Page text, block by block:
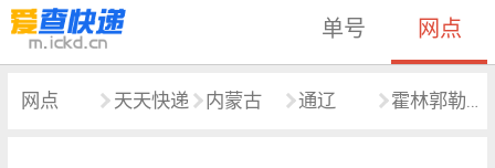
单号 网点
网点 天天快递 内蒙古 通辽 霍林郭勒市